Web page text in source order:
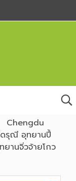
Chengdu
ดรุณี อุทยานปี้
ยานจิ่วจ้ายโกว